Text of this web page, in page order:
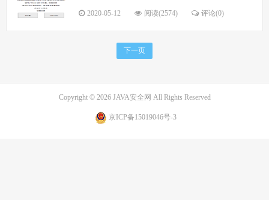
2020-05-12 阅读(2574) 评论(0)
下一页
Copyright © 2026 JAVA安全网 All Rights Reserved
京ICP备15019046号-3